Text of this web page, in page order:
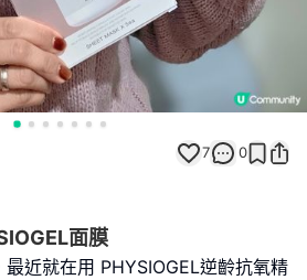
7 0
面膜
近就在用 PHYSIOGEL逆齡抗氧精